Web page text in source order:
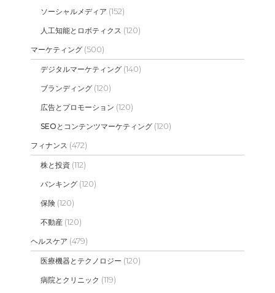
ソーシャルメディア (152)
人工知能とロボティクス (120)
マーケティング (500)
デジタルマーケティング (140)
ブランディング (120)
広告とプロモーション (120)
SEOとコンテンツマーケティング (120)
フィナンス (472)
株と投資 (112)
バンキング (120)
保険 (120)
不動産 (120)
ヘルスケア (479)
医療機器とテクノロジー (120)
病院とクリニック (119)